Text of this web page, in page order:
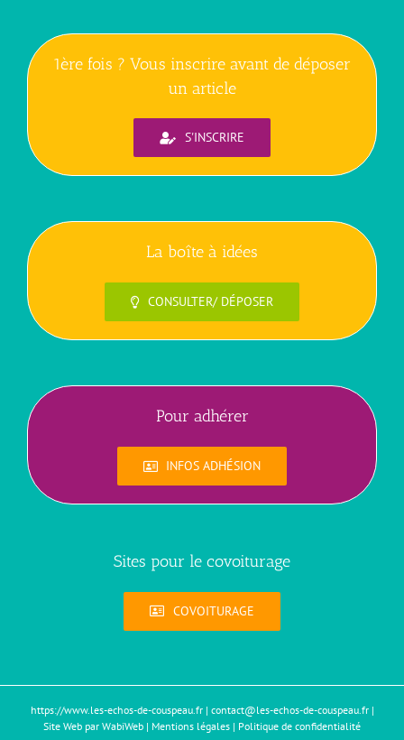
1ère fois ? Vous inscrire avant de déposer
un article
S'INSCRIRE
La boîte à idées
CONSULTER/ DÉPOSER
Pour adhérer
INFOS ADHÉSION
Sites pour le covoiturage
COVOITURAGE
https://www.les-echos-de-couspeau.fr| contact@les-echos-de-couspeau.fr|
Site Web par WabiWeb | Mentions légales | Politique de confidentialité